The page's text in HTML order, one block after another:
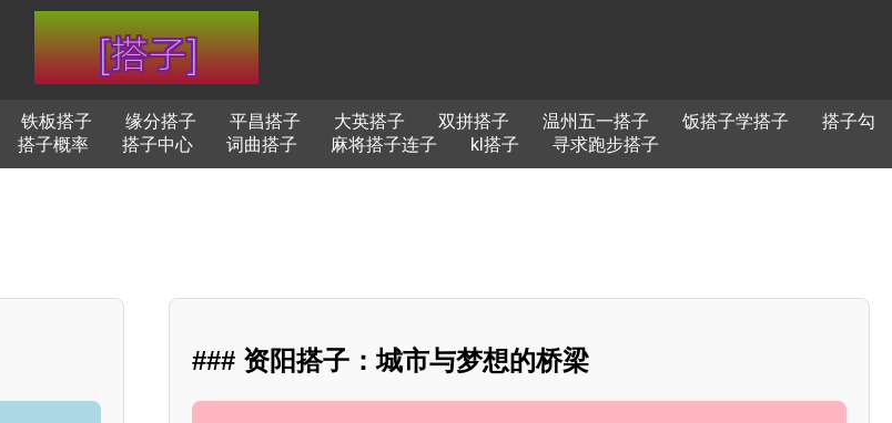
铁板搭子 缘分搭子 平昌搭子 大英搭子 双拼搭子 温州五一搭子 饭搭子学搭子
搭子勾
搭子概率 搭子中心 词曲搭子 麻将搭子连子 kl搭子 寻求跑步搭子
### 资阳搭子：城市与梦想的桥梁